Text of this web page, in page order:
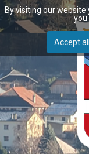
By visiting our
you
Accept all